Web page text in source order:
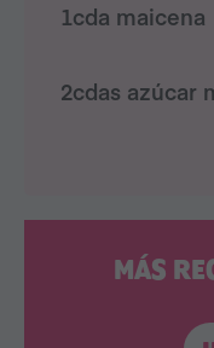
MÁS
1cda maicena
2cdas azúcar